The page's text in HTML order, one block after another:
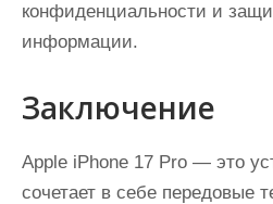
конфиденциальности и
информации.
Заключение
Apple iPhone 17 Pro — это
сочетает в себе передовые